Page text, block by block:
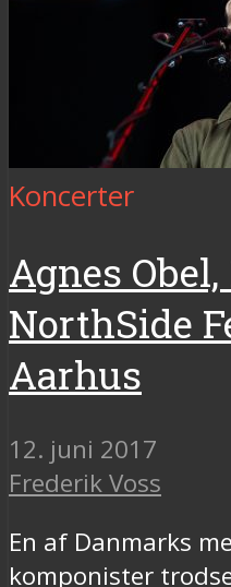
Koncerter
Agnes Obel,
NorthSide
Aarhus
12. juni 2017
Frederik Voss
En af Danmarks
komponister